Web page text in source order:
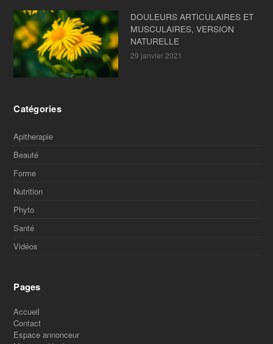
DOULEURS ARTICULAIRES ET
MUSCULAIRES, VERSION
NATURELLE
29 janvier 2021
Catégories
Apitherapie
Beauté
Forme
Nutrition
Phyto
Santé
Vidéos
Pages
Accueil
Contact
Espace annonceur